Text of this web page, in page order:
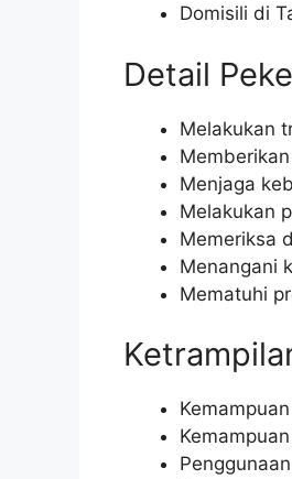
Domisili di
Detail
Melakukan
Menjaga
Melakukan
Memeriksa
Menangani
Mematuhi